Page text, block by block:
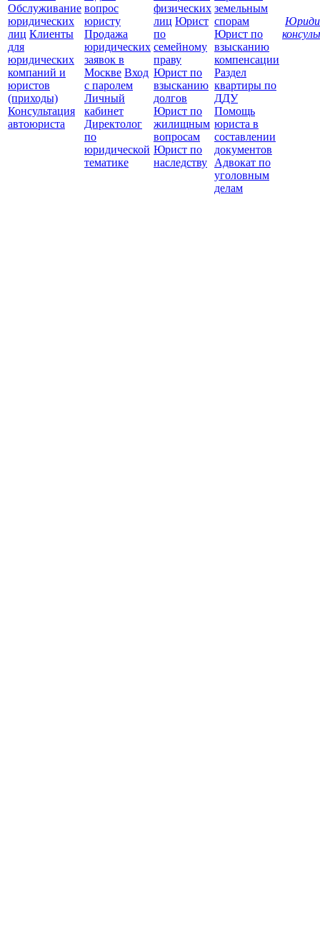
Обслуживание
юридических
лиц Клиенты
для
юридических
компаний и
юристов
(приходы)
Консультация
автоюриста
вопрос
юристу
Продажа
юридических
заявок в
Москве Вход
с паролем
Личный
кабинет
Директолог
по
юридической
тематике
физических
лиц Юрист
по
семейному
праву
Юрист по
взысканию
долгов
Юрист по
жилищным
вопросам
Юрист по
наследству
земельным
спорам
Юрист по
взысканию
компенсации
Раздел
квартиры по
ДДУ
Помощь
юриста в
составлении
документов
Адвокат по
уголовным
делам